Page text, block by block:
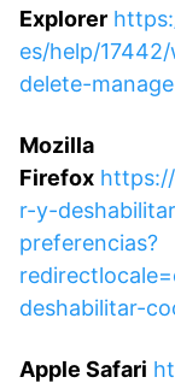
Explorer
es/help/
delete-
Mozilla
Firefox
r-y-
preferencias?
deshabilitar-
Apple Safari